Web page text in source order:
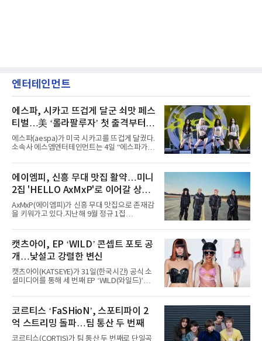
엔터테인먼트
에스파, 시카고 뜨겁게 달군 쇠맛 페스
티벌…美 ‘롤라팔루자’ 첫 출격부터
증명한 존재감
에스파(aespa)가 미국 시카고를 뜨겁게 달궜다.
소속사 에스엠엔터테인먼트는 4일 “에스파가
서 열린 ‘롤라팔루자 시카고’(Lollapalooza
Chicago)의 알리안츠 스테이지에 올랐다”며
“총 14곡으로 구성된 세트리스트를 선사, 데뷔 7
년 차다운 노련한 무대 매너와 파워풀한 에너지
로 현장의 분위기를 압도했다”고 밝혔다.1991
년 시작된 ‘롤라팔루자’는 8개 스테이지, 170여
팀의 아티스트와 40만 명 이상의 관객이 운집하
코르티스 등 K팝 스타들이 출연진 명단에 이름
을 올렸다.이날 에스파는
에이엠피, 신흥 무대 맛집 활약…미니
2집 'HELLO AxMxP'로 이어갈 상승
세
AxMxP(에이엠피)가 신흥 무대 맛집으로 존재감
을 키워가고 있다.지난해 9월 정규 1집
AxMxP는 데뷔 전부터 버스킹과 각종 페스티벌,
공연 무대에 오르며 실전 경험을 쌓아왔다.이들
은 소속사 패밀리 콘서트를 비롯해 '뷰티풀 민트
라이프 2025', '2025 부산국제록페스티벌' 등 대
형 무대에 잇달아 출연해 당찬 에너지와 풋풋한
매력으로 음악팬들의 눈도장을 찍었다.이후
AxMxP는 '카운트다운 판타지 2025-2026',
정적인 실력을 입증했고, 올해 '2026 어썸뮤직
페스티벌', '뷰티풀 민트 라이프 2026', '2026
캣츠아이, EP ‘WILD’ 콘셉트 포토 공
개…낯설고 강렬한 변신
캣츠아이(KATSEYE)가 31일(한국시간) 공식 소
셜미디어를 통해 세 번째 EP ‘WILD(와일드)’의
heart(와일드 하트)’라는 제목이 붙은 콘셉트 포
토에는 멤버들의 본능적이고 야성적인 면모가
강렬하게 담겼다. 짙은 아이섀도와 푸른빛·금빛·
붉은빛의 컬러 렌즈가 비현실적인 분위기를 자
아내고, 여러 원색이 불규칙하게 뒤섞인 멀티컬
코르티스 ‘FaSHioN’, 스포티파이 2
억 스트리밍 돌파…팀 통산 두 번째
코르티스(CORTIS)가 팀 통산 두 번째로 단일곡